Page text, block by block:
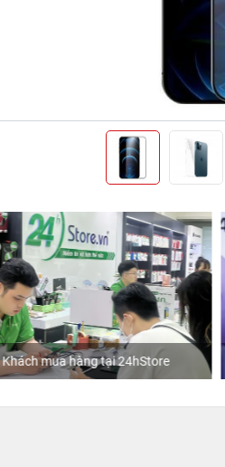
Khách mua hàng tại 24hStore